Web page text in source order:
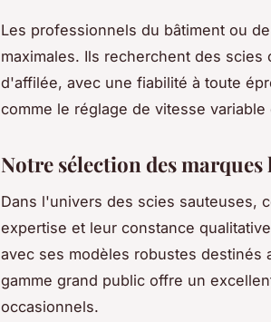
Les professionnels du bâtiment ou
maximales. Ils recherchent des
d'affilée, avec une fiabilité à toute
comme le réglage de vitesse
Notre sélection des
Dans l'univers des scies sauteuses,
expertise et leur constance
avec ses modèles robustes destinés
gamme grand public offre un
occasionnels.